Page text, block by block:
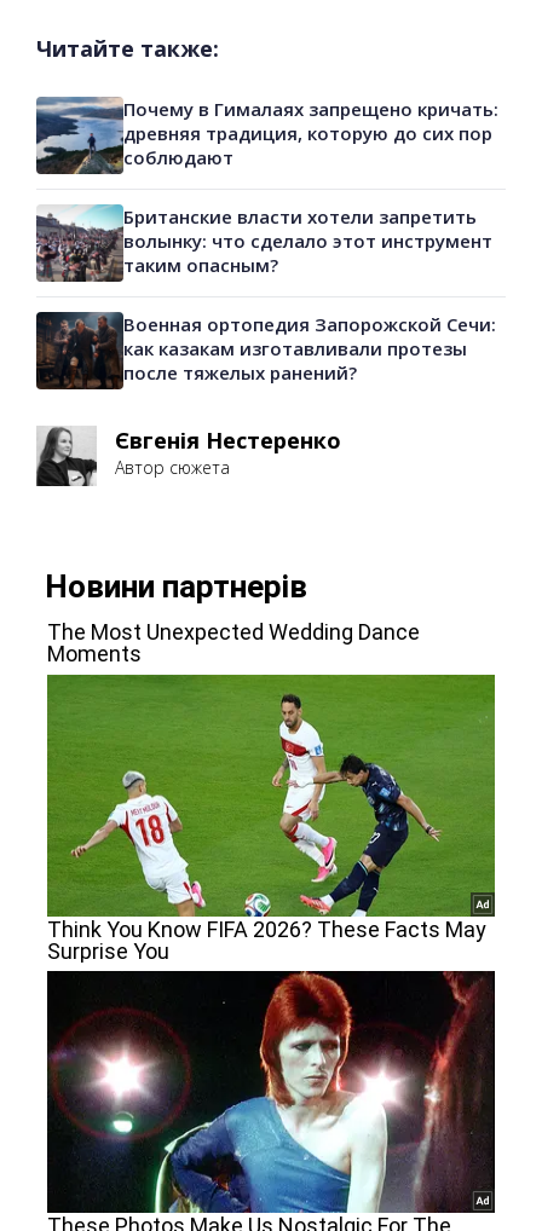
Читайте также:
Почему в Гималаях запрещено кричать:
древняя традиция, которую до сих пор
соблюдают
Британские власти хотели запретить
волынку: что сделало этот инструмент
таким опасным?
Военная ортопедия Запорожской Сечи:
как казакам изготавливали протезы
после тяжелых ранений?
Євгенія Нестеренко
Автор сюжета